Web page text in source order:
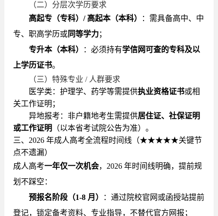
（二）分层次学历要求
高起专（专科）/ 高起本（本科）
：需具备高中、中
专、职高学历或同等学力；
专升本（本科）
：必须持有学信网可查的专科及以
上学历证书。
（三）特殊专业 / 人群要求
医学类：护理学、药学等需提供执业资格证书或相
关工作证明；
异地报考：非户籍地考生需提供居住证、社保证明
或工作证明
（以本省考试院公告为准）。
三、2026 年成人高考全流程时间线（★★★★★关键节
点不遗漏）
成人高考一年仅一次机会，2026 年时间线明确，提前规
划不踩空：
预报名阶段（1-8 月）
：通过院校官网或函授站提前
登记，锁定备考资料、专业指导，不替代官方网报；